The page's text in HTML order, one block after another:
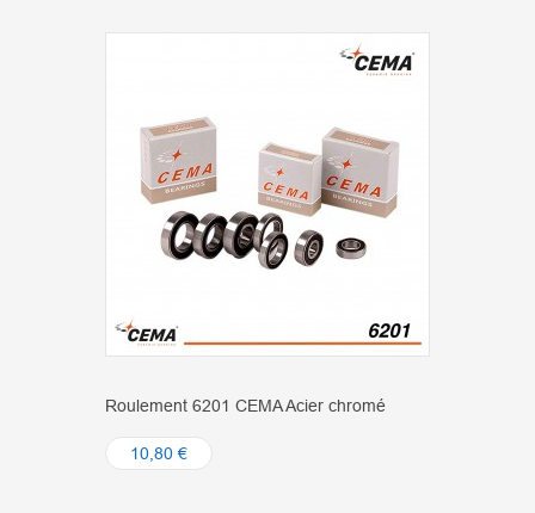
Roulement 6201 CEMA Acier chromé
10,80 €